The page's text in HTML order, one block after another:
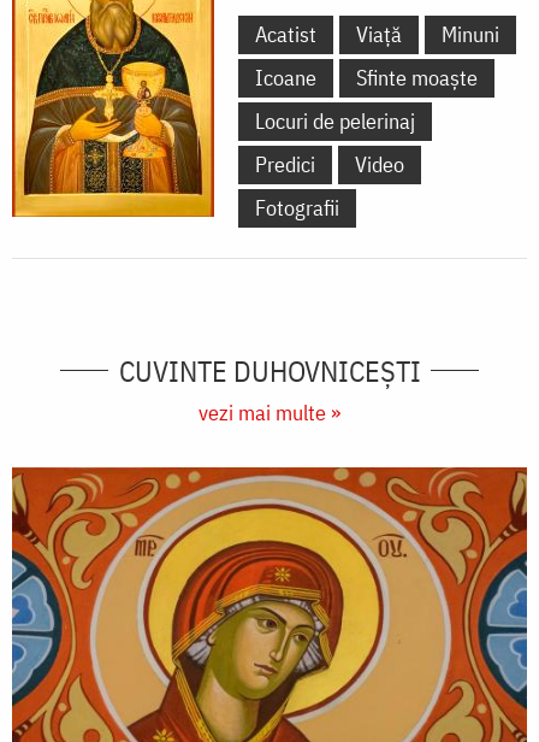
Acatist Viață
Minuni
Icoane
Sfinte moaște
Locuri de pelerinaj
Predici
Video
Fotografii
CUVINTE DUHOVNICEȘTI
vezi mai multe »